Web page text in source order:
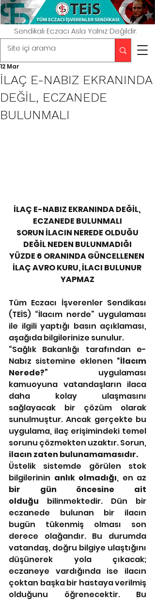
Sendikalı Eczacı Asla Yalnız Değildir.
İLAÇ E-NABIZ EKRANINDA
DEĞİL, ECZANEDE
BULUNMALI
12 Mar
İLAÇ E-NABIZ EKRANINDA DEĞİL,
ECZANEDE BULUNMALI
SORUN İLACIN NEREDE OLDUĞU
DEĞİL NEDEN BULUNMADIĞI
YÜZDE 6 ORANINDA GÜNCELLENEN
İLAÇ AVRO KURU, İLACI BULUNUR
YAPMAZ
Tüm Eczacı İşverenler Sendikası
(TEİS) “İlacım nerde” uygulaması
ile ilgili yaptığı basın açıklaması,
aşağıda bilgilerinize sunulur.
“Sağlık Bakanlığı tarafından e-
Nabız sistemine eklenen “İlacım
Nerede?” uygulaması
kamuoyuna vatandaşların ilaca
daha kolay ulaşmasını
sağlayacak bir çözüm olarak
sunulmuştur. Ancak gerçekte bu
uygulama, ilaç erişimindeki temel
ilacın zaten bulunamamasıdır.
Üstelik sistemde görülen stok
bilgilerinin anlık olmadığı
bir gün öncesine ait
olduğu bilinmektedir. Dün bir
eczanede bulunan bir ilacın
bugün tükenmiş olması son
derece olağandır. Bu durumda
vatandaş, doğru bilgiye ulaştığını
düşünerek yola çıkacak;
eczaneye vardığında ise ilacın
çoktan başka bir hastaya verilmiş
olduğunu öğrenecektir. Bu